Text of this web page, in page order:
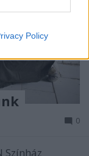
Policy
0
Színház